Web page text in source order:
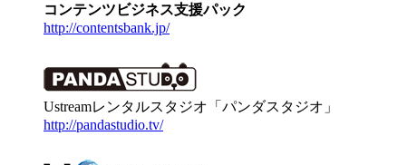
コンテンツビジネス支援パック
http://contentsbank.jp/
Ustreamレンタルスタジオ「パンダスタジオ」
http://pandastudio.tv/